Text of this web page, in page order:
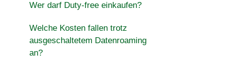
Wer darf Duty-free einkaufen?
Welche Kosten fallen trotz
ausgeschaltetem Datenroaming
an?